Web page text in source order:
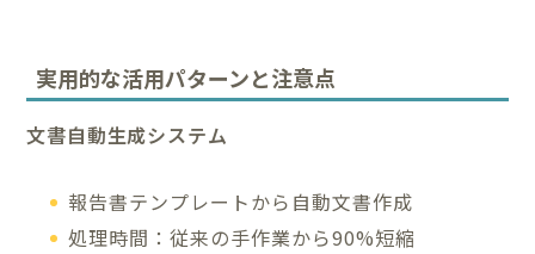
実用的な活用パターンと注意点
文書自動生成システム
報告書テンプレートから自動文書作成
処理時間：従来の手作業から90%短縮